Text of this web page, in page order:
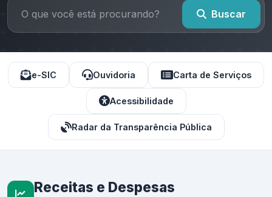
Buscar
e-SIC Ouvidoria Carta de Serviços
Acessibilidade
Radar da Transparência Pública
Receitas e Despesas